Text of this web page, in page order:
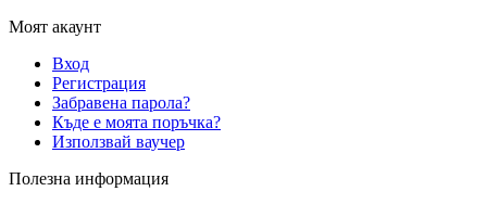
Моят акаунт
Вход
Регистрация
Забравена парола?
Къде е моята поръчка?
Използвай ваучер
Полезна информация